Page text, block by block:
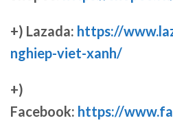
+) Lazada: https://
nghiep-viet-xanh/
+)
Facebook: https://